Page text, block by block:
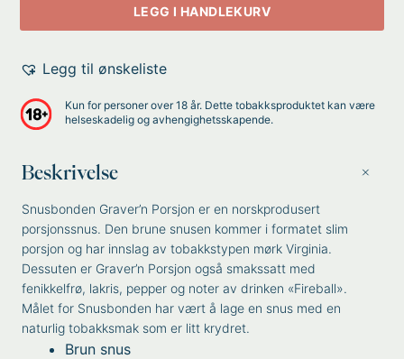
LEGG I HANDLEKURV
Legg til ønskeliste
Kun for personer over 18 år. Dette tobakksproduktet kan være
helseskadelig og avhengighetsskapende.
Beskrivelse
Snusbonden Graver’n Porsjon er en norskprodusert
porsjonssnus. Den brune snusen kommer i formatet slim
porsjon og har innslag av tobakkstypen mørk Virginia.
Dessuten er Graver’n Porsjon også smakssatt med
fenikkelfrø, lakris, pepper og noter av drinken «Fireball».
Målet for Snusbonden har vært å lage en snus med en
naturlig tobakksmak som er litt krydret.
Brun snus